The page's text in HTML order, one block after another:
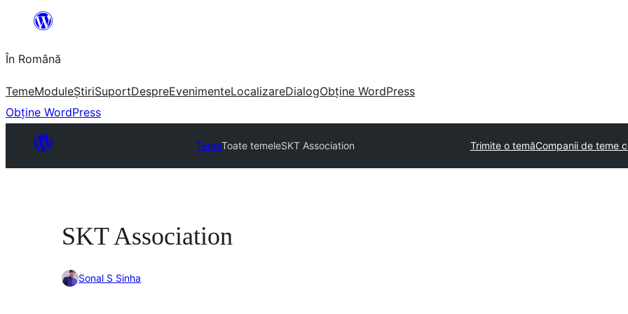
conținut
În Română
TemeModuleȘtiriSuportDespreEvenimenteLocalizareDialogObține WordPress
Obține WordPress
TemeToate temeleSKT Association Trimite o temăCompanii de teme
SKT Association
Sonal S Sinha